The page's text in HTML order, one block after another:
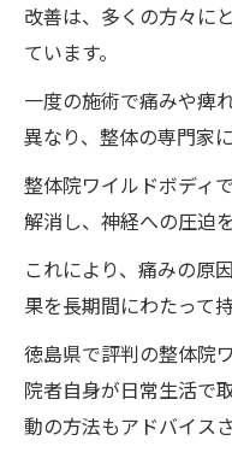
改善は、多くの方々に
ています。
一度の施術で痛みや痺
異なり、整体の専門家
整体院ワイルドボディ
解消し、神経への圧迫
これにより、痛みの原
果を長期間にわたって
徳島県で評判の整体院
院者自身が日常生活で
動の方法もアドバイスさ